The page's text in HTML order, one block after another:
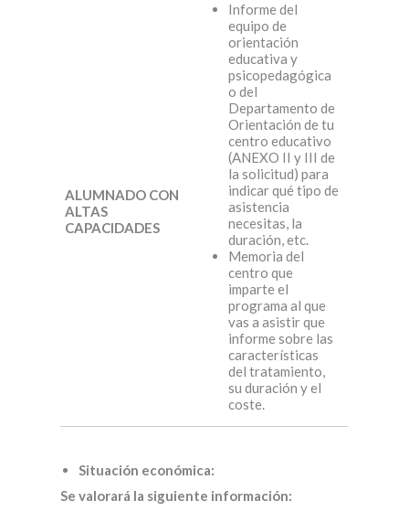
ALUMNADO CON
ALTAS
CAPACIDADES
Informe del
equipo de
orientación
educativa y
psicopedagógica
o del
Departamento de
Orientación de tu
centro educativo
(ANEXO II y III de
la solicitud) para
indicar qué tipo de
asistencia
necesitas, la
duración, etc.
Memoria del
centro que
imparte el
programa al que
vas a asistir que
informe sobre las
características
del tratamiento,
su duración y el
coste.
Situación económica:
Se valorará la siguiente información: